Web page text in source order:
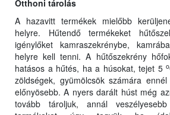
Otthoni tárolás
A hazavitt termékek mielőbb
helyre. Hűtendő termékeket
igénylőket kamraszekrénybe,
helyre kell tenni. A hűtőszekrény
hatásos a hűtés, ha a húsokat, tejet 5 o
zöldségek, gyümölcsök számára
előnyösebb. A nyers darált húst még
tovább tároljuk, annál